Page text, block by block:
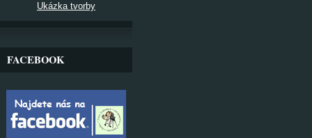
Ukázka tvorby
FACEBOOK